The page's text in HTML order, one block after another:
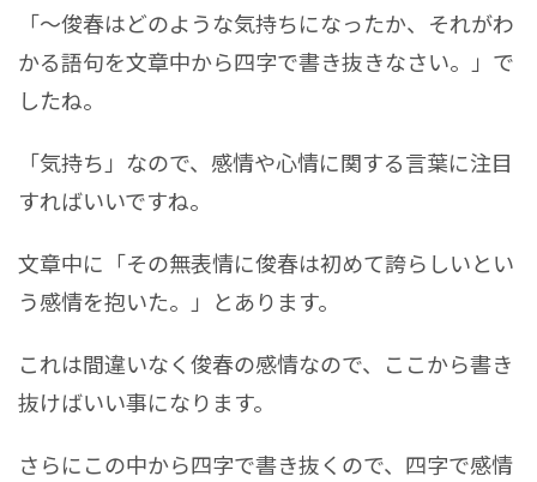
「～俊春はどのような気持ちになったか、それがわ
かる語句を文章中から四字で書き抜きなさい。」で
したね。
「気持ち」なので、感情や心情に関する言葉に注目
すればいいですね。
文章中に「その無表情に俊春は初めて誇らしいとい
う感情を抱いた。」とあります。
これは間違いなく俊春の感情なので、ここから書き
抜けばいい事になります。
さらにこの中から四字で書き抜くので、四字で感情